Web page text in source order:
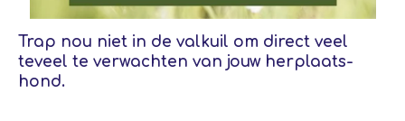
Trap nou niet in de valkuil om direct veel
teveel te verwachten van jouw herplaats-
hond.